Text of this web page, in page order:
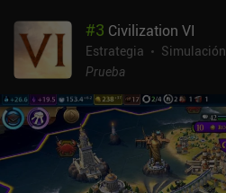
#3 Civilization VI
Estrategia
Simulación
Prueba